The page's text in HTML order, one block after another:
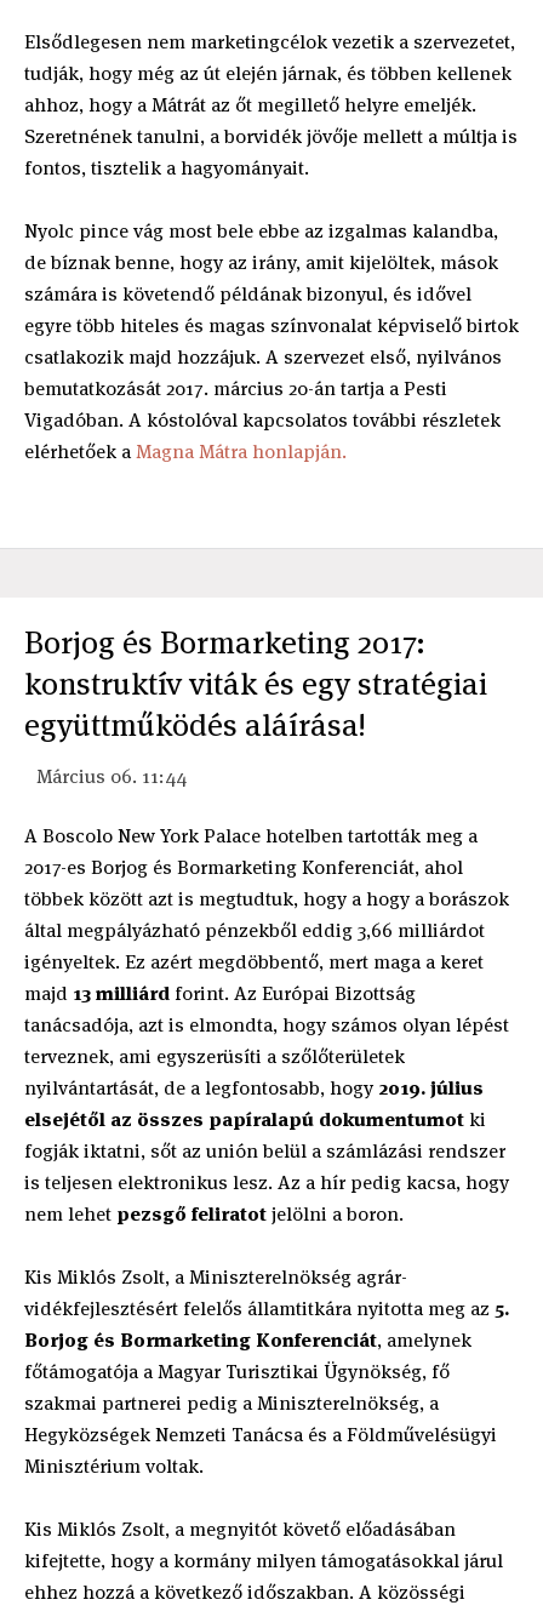
Elsődlegesen nem marketingcélok vezetik a szervezetet,
tudják, hogy még az út elején járnak, és többen kellenek
ahhoz, hogy a Mátrát az őt megillető helyre emeljék.
Szeretnének tanulni, a borvidék jövője mellett a múltja is
fontos, tisztelik a hagyományait.
Nyolc pince vág most bele ebbe az izgalmas kalandba,
de bíznak benne, hogy az irány, amit kijelöltek, mások
számára is követendő példának bizonyul, és idővel
egyre több hiteles és magas színvonalat képviselő birtok
csatlakozik majd hozzájuk. A szervezet első, nyilvános
bemutatkozását 2017. március 20-án tartja a Pesti
Vigadóban. A kóstolóval kapcsolatos további részletek
elérhetőek aMagna Mátra honlapján.
Borjog és Bormarketing 2017:
konstruktív viták és egy stratégiai
együttműködés aláírása!
Március 06. 11:44
A Boscolo New York Palace hotelben tartották meg a
2017-es Borjog és Bormarketing Konferenciát, ahol
többek között azt is megtudtuk, hogy a hogy a borászok
által megpályázható pénzekből eddig 3,66 milliárdot
igényeltek. Ez azért megdöbbentő, mert maga a keret
majd 13 milliárd forint. Az Európai Bizottság
tanácsadója, azt is elmondta, hogy számos olyan lépést
terveznek, ami egyszerüsíti a szőlőterületek
nyilvántartását, de a legfontosabb, hogy 2019. július
elsejétől az összes papíralapú dokumentumot ki
fogják iktatni, sőt az unión belül a számlázási rendszer
is teljesen elektronikus lesz. Az a hír pedig kacsa, hogy
nem lehet pezsgő feliratotjelölni a boron.
Kis Miklós Zsolt, a Miniszterelnökség agrár-
vidékfejlesztésért felelős államtitkára nyitotta meg az 5.
Borjog és Bormarketing Konferenciát, amelynek
főtámogatója a Magyar Turisztikai Ügynökség, fő
szakmai partnerei pedig a Miniszterelnökség, a
Hegyközségek Nemzeti Tanácsa és a Földművelésügyi
Minisztérium voltak.
Kis Miklós Zsolt, a megnyitót követő előadásában
kifejtette, hogy a kormány milyen támogatásokkal járul
ehhez hozzá a következő időszakban. A közösségi